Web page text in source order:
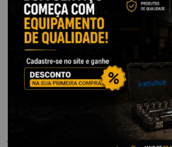
ferramentas
adaptadores para soquetes
Adaptador para